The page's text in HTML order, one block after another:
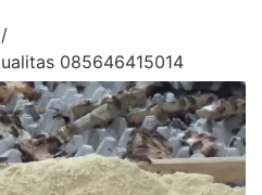
085646415014